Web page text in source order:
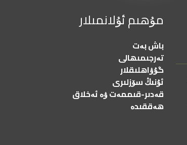
مۇھىم ئۇلانمىلار
باش بەت
تەرجىمىھالى
گۇۋاھلىقلار
ئۇنىڭ سۆزلىرى
قەدىر-قىممەت ۋە ئەخلاق
ھەققىدە